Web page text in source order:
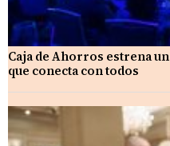
Caja de Ahorros estrena
que conecta con todos